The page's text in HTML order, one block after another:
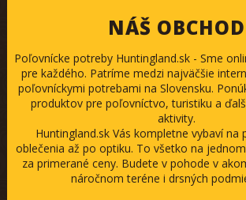
NÁŠ OBCHOD
Poľovnícke potreby Huntingland.sk - Sme
pre každého. Patríme medzi najväčšie
poľovníckymi potrebami na Slovensku.
produktov pre poľovníctvo, turistiku a
aktivity.
Huntingland.sk Vás kompletne vybaví na
oblečenia až po optiku. To všetko na
za primerané ceny. Budete v pohode v
náročnom teréne i drsných